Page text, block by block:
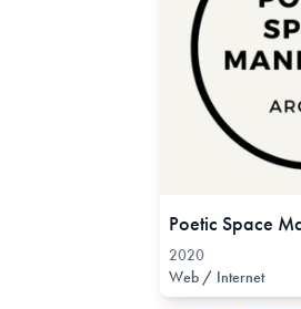
2020
Web / Internet